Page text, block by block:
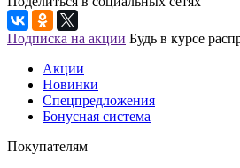
Подписка на акции Будь в курсе
Акции
Новинки
Спецпредложения
Бонусная система
Покупателям